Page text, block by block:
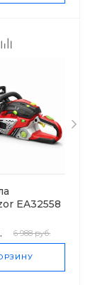
EA32558
6 988 руб.